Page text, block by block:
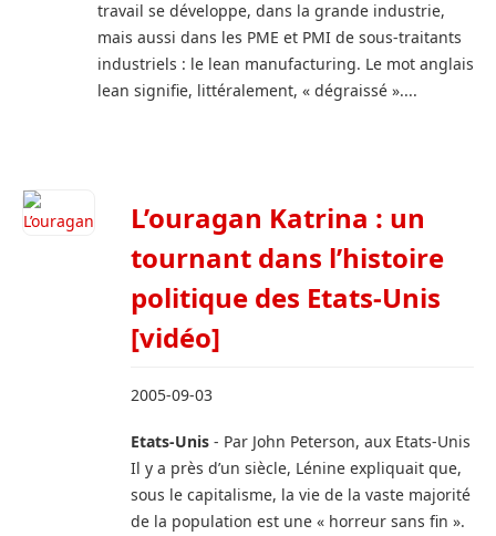
travail se développe, dans la grande industrie,
mais aussi dans les PME et PMI de sous-traitants
industriels : le lean manufacturing. Le mot anglais
lean signifie, littéralement, « dégraissé »....
L’ouragan Katrina : un
tournant dans l’histoire
politique des Etats-Unis
[vidéo]
2005-09-03
Etats-Unis - Par John Peterson, aux Etats-Unis
Il y a près d’un siècle, Lénine expliquait que,
sous le capitalisme, la vie de la vaste majorité
de la population est une « horreur sans fin ».